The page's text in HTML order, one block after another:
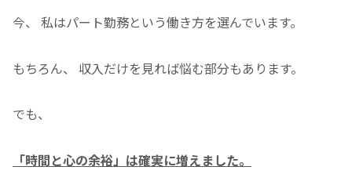
今、 私はパート勤務という働き方を選んでいます。
もちろん、 収入だけを見れば悩む部分もあります。
でも、
「時間と心の余裕」は確実に増えました。